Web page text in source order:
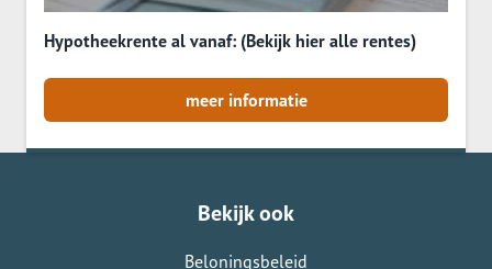
Hypotheekrente al vanaf: (Bekijk hier alle rentes)
meer informatie
Bekijk ook
Beloningsbeleid